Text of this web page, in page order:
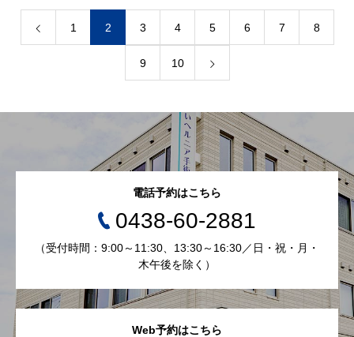
1 2 3 4 5 6 7 8
9 10
Web予約はこちら
電話予約はこちら
0438-60-2881
（受付時間：9:00～11:30、13:30～16:30／日・祝・月・
木午後を除く）